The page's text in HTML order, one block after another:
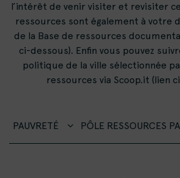
l’intérêt de venir visiter et revisiter
ressources sont également à votre
de la Base de ressources
ci-dessous). Enfin vous pouvez
politique de la ville sélectionnée
ressources via Scoop.it (lien
PAUVRETÉ PÔLE RESSOURCES